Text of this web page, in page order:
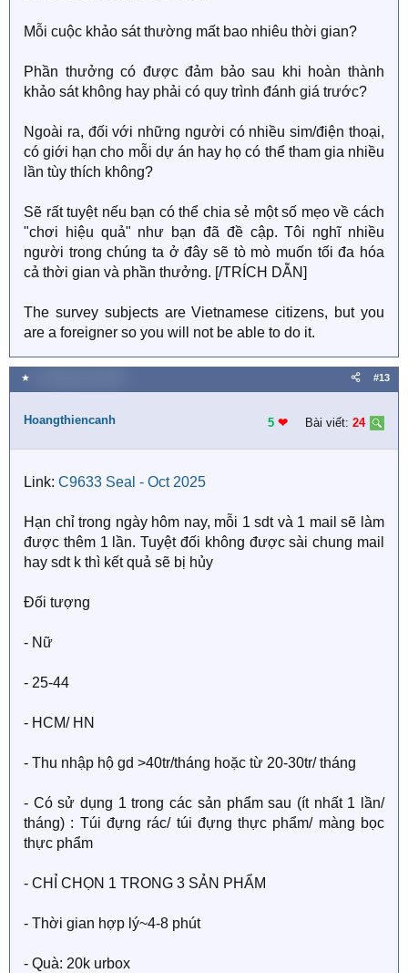
Mỗi cuộc khảo sát thường mất bao nhiêu thời gian?
Phần thưởng có được đảm bảo sau khi hoàn thành
khảo sát không hay phải có quy trình đánh giá trước?
Ngoài ra, đối với những người có nhiều sim/điện thoại,
có giới hạn cho mỗi dự án hay họ có thể tham gia nhiều
lần tùy thích không?
Sẽ rất tuyệt nếu bạn có thể chia sẻ một số mẹo về cách
"chơi hiệu quả" như bạn đã đề cập. Tôi nghĩ nhiều
người trong chúng ta ở đây sẽ tò mò muốn tối đa hóa
cả thời gian và phần thưởng. [/TRÍCH DẪN]
The survey subjects are Vietnamese citizens, but you
are a foreigner so you will not be able to do it.
★ #13
Hoangthiencanh 5 ❤︎ Bài viết: 24
Link: C9633 Seal - Oct 2025
Hạn chỉ trong ngày hôm nay, mỗi 1 sdt và 1 mail sẽ làm
được thêm 1 lần. Tuyệt đối không được sài chung mail
hay sdt k thì kết quả sẽ bị hủy
Đối tượng
- Nữ
- 25-44
- HCM/ HN
- Thu nhập hộ gd >40tr/tháng hoặc từ 20-30tr/ tháng
- Có sử dụng 1 trong các sản phẩm sau (ít nhất 1 lần/
tháng) : Túi đựng rác/ túi đựng thực phẩm/ màng bọc
thực phẩm
- CHỈ CHỌN 1 TRONG 3 SẢN PHẨM
- Thời gian hợp lý~4-8 phút
- Quà: 20k urbox